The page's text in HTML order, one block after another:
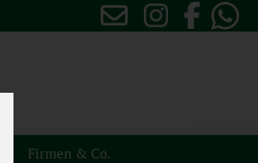
Firmen & Co.